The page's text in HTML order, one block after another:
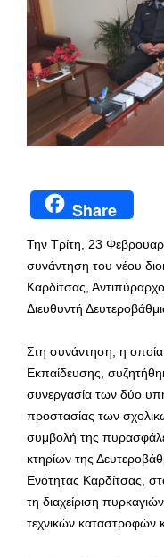
Share
Την Τρίτη, 23
συνάντηση του νέου
Καρδίτσας,
Διευθυντή
Στη συνάντηση, η
Εκπαίδευσης,
συνεργασία των δύο
προστασίας των
συμβολή της
κτηρίων της
Ενότητας Καρδίτσας,
τη διαχείριση
τεχνικών καταστροφών